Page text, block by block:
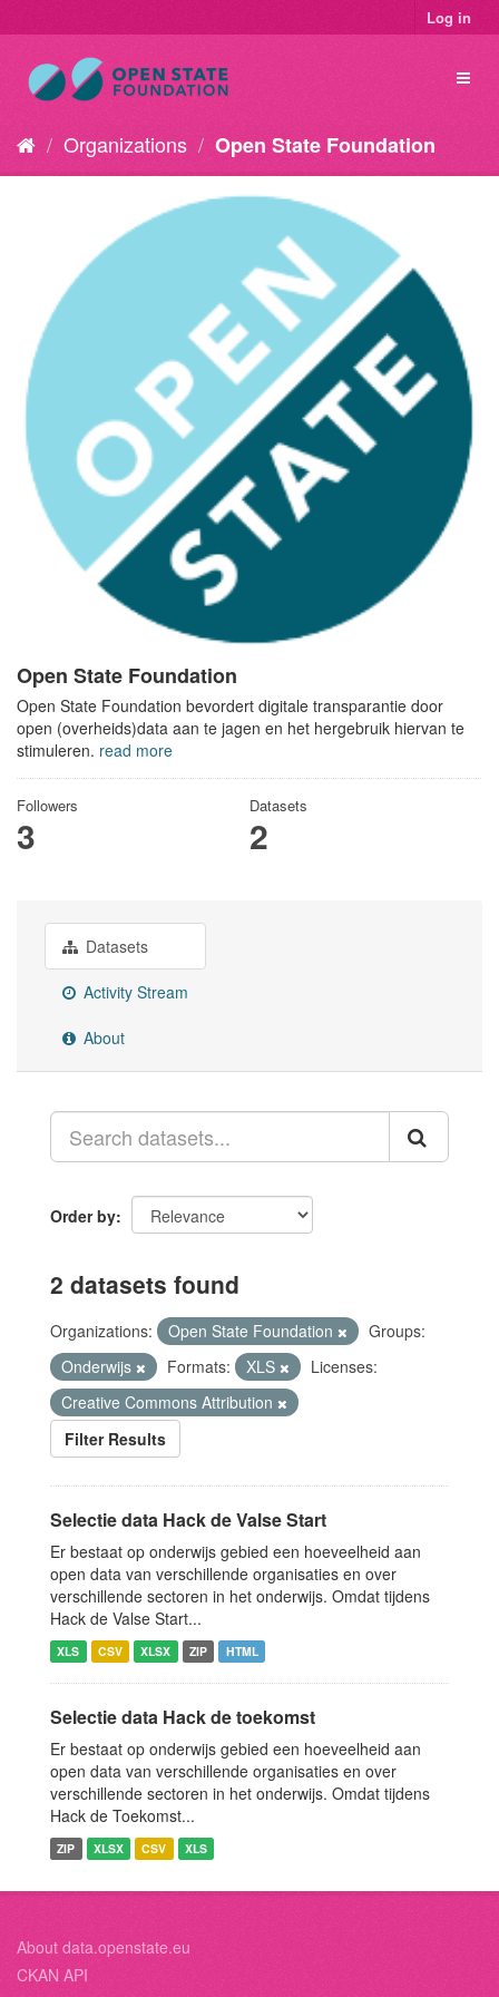
Log in
Organizations Open State Foundation
Open State Foundation
Open State Foundation bevordert digitale transparantie door
open (overheids)data aan te jagen en het hergebruik hiervan te
stimuleren. read more
Followers
3
Datasets
2
Datasets
Activity Stream
About
Order by
2 datasets found
Organizations: Open State Foundation
Groups:
Onderwijs
Formats: XLS
Licenses:
Creative Commons Attribution
Filter Results
Selectie data Hack de Valse Start
Er bestaat op onderwijs gebied een hoeveelheid aan
open data van verschillende organisaties en over
verschillende sectoren in het onderwijs. Omdat tijdens
Hack de Valse Start...
XLS CSV XLSX ZIP HTML
Selectie data Hack de toekomst
Er bestaat op onderwijs gebied een hoeveelheid aan
open data van verschillende organisaties en over
verschillende sectoren in het onderwijs. Omdat tijdens
Hack de Toekomst...
ZIP XLSX CSV XLS
About data.openstate.eu
CKAN API